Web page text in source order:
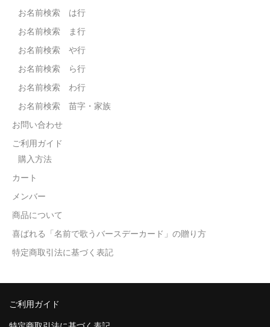
お名前検索 は行
お名前検索 ま行
お名前検索 や行
お名前検索 ら行
お名前検索 わ行
お名前検索 苗字・家族
お問い合わせ
ご利用ガイド
購入方法
カート
メンバー
商品について
喜ばれる「名前で歌うバースデーカード」の贈り方
特定商取引法に基づく表記
ご利用ガイド